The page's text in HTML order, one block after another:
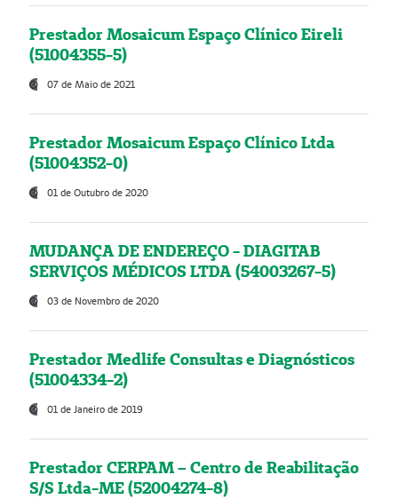
Prestador Mosaicum Espaço Clínico Eireli
(51004355-5)
07 de Maio de 2021
Prestador Mosaicum Espaço Clínico Ltda
(51004352-0)
01 de Outubro de 2020
MUDANÇA DE ENDEREÇO - DIAGITAB
SERVIÇOS MÉDICOS LTDA (54003267-5)
03 de Novembro de 2020
Prestador Medlife Consultas e Diagnósticos
(51004334-2)
01 de Janeiro de 2019
Prestador CERPAM – Centro de Reabilitação
S/S Ltda-ME (52004274-8)